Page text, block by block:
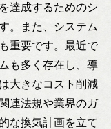
達成するためのシ
。また、システム
重要です。最近で
も多く存在し、導
大きなコスト削減
連法規や業界のガ
な換気計画を立て